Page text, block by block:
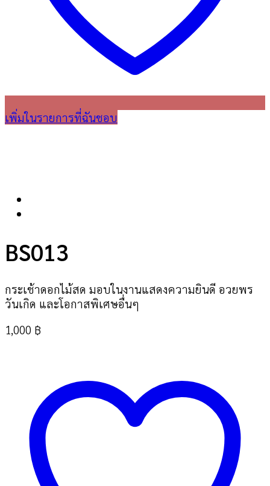
เพิ่มในรายการที่ฉันชอบ
BS013
กระเช้าดอกไม้สด มอบในงานแสดงความยินดี อวยพร
วันเกิด และโอกาสพิเศษอื่นๆ
1,000 ฿